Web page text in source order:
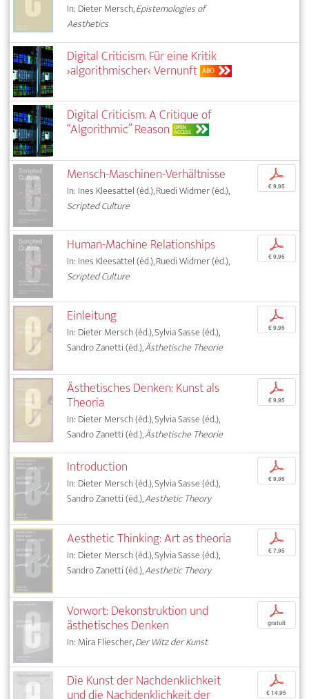
In: Dieter Mersch,Epistemologies of
Aesthetics
Digital Criticism. Für eine Kritik
›algorithmischer‹ Vernunft ABO
Digital Criticism. A Critique of
“Algorithmic” Reason OPEN
ACCESS
Mensch-Maschinen-Verhältnisse
In: Ines Kleesattel (éd.), Ruedi Widmer (éd.),
Scripted Culture
p
€ 9,95
Human-Machine Relationships
In: Ines Kleesattel (éd.), Ruedi Widmer (éd.),
Scripted Culture
p
€ 9,95
Einleitung
In: Dieter Mersch (éd.), Sylvia Sasse (éd.),
Sandro Zanetti (éd.),Ästhetische Theorie
p
€ 9,95
Ästhetisches Denken: Kunst als
Theoria
In: Dieter Mersch (éd.), Sylvia Sasse (éd.),
Sandro Zanetti (éd.),Ästhetische Theorie
p
€ 9,95
Introduction
In: Dieter Mersch (éd.), Sylvia Sasse (éd.),
Sandro Zanetti (éd.),Aesthetic Theory
p
€ 9,95
Aesthetic Thinking: Art as theoria
In: Dieter Mersch (éd.), Sylvia Sasse (éd.),
Sandro Zanetti (éd.),Aesthetic Theory
p
€ 7,95
Vorwort: Dekonstruktion und
ästhetisches Denken
In: Mira Fliescher,Der Witz der Kunst
p
gratuit
Die Kunst der Nachdenklichkeit p
€ 14,95